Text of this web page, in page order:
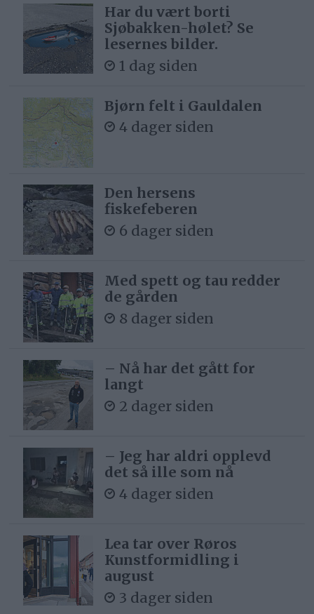
Har du vært borti
Sjøbakken-hølet? Se
lesernes bilder.
1 dag siden
Bjørn felt i Gauldalen
4 dager siden
Den hersens
fiskefeberen
6 dager siden
Med spett og tau redder
de gården
8 dager siden
– Nå har det gått for
langt
2 dager siden
– Jeg har aldri opplevd
det så ille som nå
4 dager siden
Lea tar over Røros
Kunstformidling i
august
3 dager siden